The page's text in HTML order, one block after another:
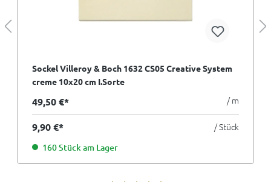
Sockel Villeroy & Boch 1632 CS05 Creative System
creme 10x20 cm I.Sorte
49,50 €* / m
9,90 €* / Stück
160 Stück am Lager